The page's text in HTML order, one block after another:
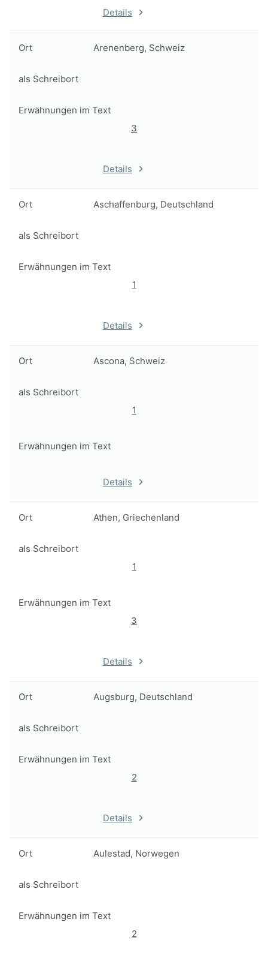
Details
Ort Arenenberg, Schweiz
als Schreibort
Erwähnungen im Text
3
Details
Ort Aschaffenburg, Deutschland
als Schreibort
Erwähnungen im Text
1
Details
Ort Ascona, Schweiz
als Schreibort
1
Erwähnungen im Text
Details
Ort Athen, Griechenland
als Schreibort
1
Erwähnungen im Text
3
Details
Ort Augsburg, Deutschland
als Schreibort
Erwähnungen im Text
2
Details
Ort Aulestad, Norwegen
als Schreibort
Erwähnungen im Text
2